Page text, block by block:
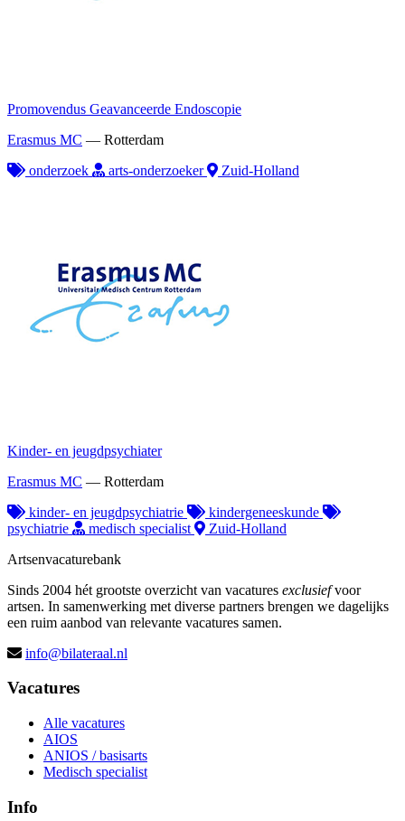
Promovendus Geavanceerde Endoscopie
Erasmus MC — Rotterdam
onderzoek
arts-onderzoeker Zuid-Holland
Kinder- en jeugdpsychiater
Erasmus MC — Rotterdam
kinder- en jeugdpsychiatrie
kindergeneeskunde
psychiatrie
medisch specialist
Zuid-Holland
Artsenvacaturebank
Sinds 2004 hét grootste overzicht van vacatures exclusiefvoor
artsen. In samenwerking met diverse partners brengen we dagelijks
een ruim aanbod van relevante vacatures samen.
info@bilateraal.nl
Vacatures
Alle vacatures
AIOS
ANIOS / basisarts
Medisch specialist
Info